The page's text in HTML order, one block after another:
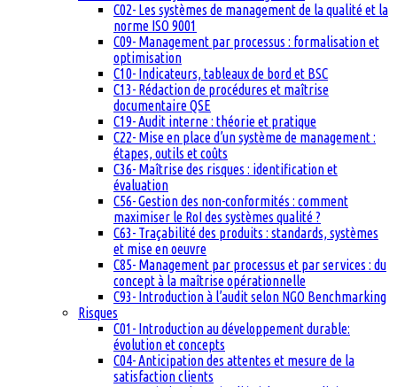
C02- Les systèmes de management de la qualité et la
norme ISO 9001
C09- Management par processus : formalisation et
optimisation
C10- Indicateurs, tableaux de bord et BSC
C13- Rédaction de procédures et maîtrise
documentaire QSE
C19- Audit interne : théorie et pratique
C22- Mise en place d’un système de management :
étapes, outils et coûts
C36- Maîtrise des risques : identification et
évaluation
C56- Gestion des non-conformités : comment
maximiser le RoI des systèmes qualité ?
C63- Traçabilité des produits : standards, systèmes
et mise en oeuvre
C85- Management par processus et par services : du
concept à la maîtrise opérationnelle
C93- Introduction à l’audit selon NGO Benchmarking
Risques
C01- Introduction au développement durable:
évolution et concepts
C04- Anticipation des attentes et mesure de la
satisfaction clients